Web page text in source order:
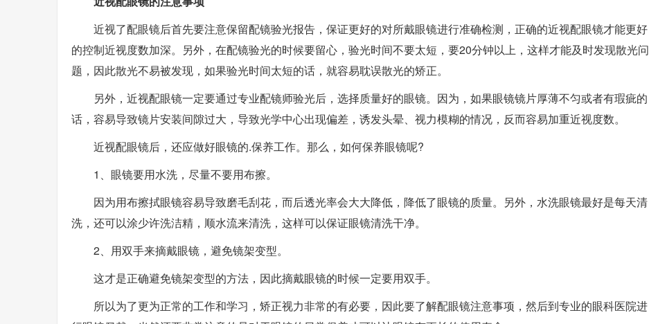
近视了配眼镜后首先要注意保留配镜验光报告，保证更好的对所戴眼镜进行准确检测，正确的近视配眼镜才能更好
的控制近视度数加深。另外，在配镜验光的时候要留心，验光时间不要太短，要20分钟以上，这样才能及时发现散光问
题，因此散光不易被发现，如果验光时间太短的话，就容易耽误散光的矫正。
另外，近视配眼镜一定要通过专业配镜师验光后，选择质量好的眼镜。因为，如果眼镜镜片厚薄不匀或者有瑕疵的
话，容易导致镜片安装间隙过大，导致光学中心出现偏差，诱发头晕、视力模糊的情况，反而容易加重近视度数。
近视配眼镜后，还应做好眼镜的.保养工作。那么，如何保养眼镜呢?
1、眼镜要用水洗，尽量不要用布擦。
因为用布擦拭眼镜容易导致磨毛刮花，而后透光率会大大降低，降低了眼镜的质量。另外，水洗眼镜最好是每天清
洗，还可以涂少许洗洁精，顺水流来清洗，这样可以保证眼镜清洗干净。
2、用双手来摘戴眼镜，避免镜架变型。
这才是正确避免镜架变型的方法，因此摘戴眼镜的时候一定要用双手。
所以为了更为正常的工作和学习，矫正视力非常的有必要，因此要了解配眼镜注意事项，然后到专业的眼科医院进